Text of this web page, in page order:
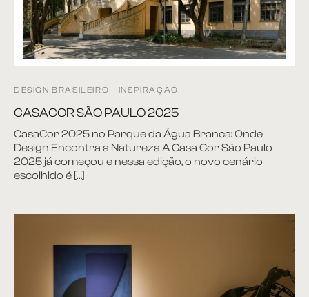
DESIGN BRASILEIRO INSPIRAÇÃO
CASACOR SÃO PAULO 2025
CasaCor 2025 no Parque da Água Branca: Onde
Design Encontra a Natureza A Casa Cor São Paulo
2025 já começou e nessa edição, o novo cenário
escolhido é […]